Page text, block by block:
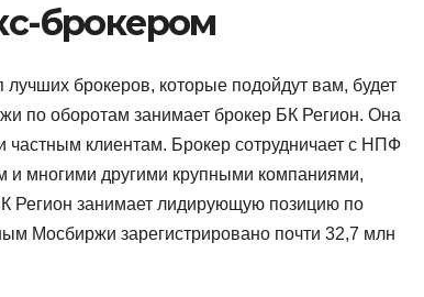
брокером
брокеров, которые подойдут вам, будет
по оборотам занимает брокер БК Регион. Она
частным клиентам. Брокер сотрудничает с НПФ
и многими другими крупными компаниями,
Регион занимает лидирующую позицию по
Мосбиржи зарегистрировано почти 32,7 млн